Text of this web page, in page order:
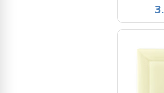
3.